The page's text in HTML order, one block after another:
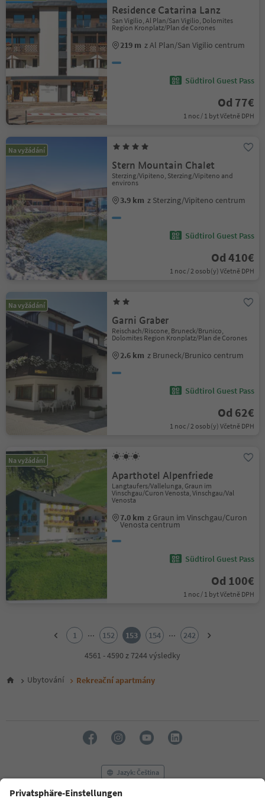
Residence Catarina Lanz
San Vigilio, Al Plan/San Vigilio, Dolomites
Region Kronplatz/Plan de Corones
219 m z Al Plan/San Vigilio centrum
Südtirol Guest Pass
Od 77€
1 noc / 1 byt Včetně DPH
Na vyžádání
Stern Mountain Chalet
Sterzing/Vipiteno, Sterzing/Vipiteno and
environs
3.9 km z Sterzing/Vipiteno centrum
Südtirol Guest Pass
Od 410€
1 noc / 2 osob(y) Včetně DPH
Na vyžádání
Garni Graber
Reischach/Riscone, Bruneck/Brunico,
Dolomites Region Kronplatz/Plan de Corones
2.6 km z Bruneck/Brunico centrum
Südtirol Guest Pass
Od 62€
1 noc / 2 osob(y) Včetně DPH
Na vyžádání
Aparthotel Alpenfriede
Langtaufers/Vallelunga, Graun im
Vinschgau/Curon Venosta, Vinschgau/Val
Venosta
7.0 km z Graun im Vinschgau/Curon
Venosta centrum
Südtirol Guest Pass
Od 100€
1 noc / 1 byt Včetně DPH
6
16
1 ... 152 153 154 ...
242
4561 - 4590 z 7244 výsledky
Ubytování Rekreační apartmány
Jazyk: Čeština